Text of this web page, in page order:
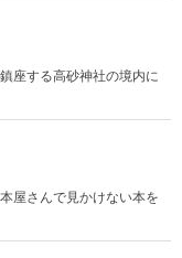
座する高砂神社の境内に
屋さんで見かけない本を